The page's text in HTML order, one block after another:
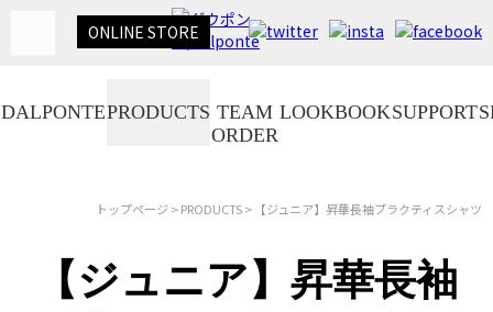
ONLINE STORE
DALPONTEPRODUCTS TEAM
ORDER
LOOKBOOKSUPPORT
トップページ >PRODUCTS> 【ジュニア】昇華長袖プラクティスシャツ
【ジュニア】昇華長袖